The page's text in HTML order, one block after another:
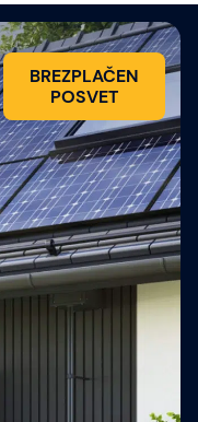
BREZPLAČEN
POSVET